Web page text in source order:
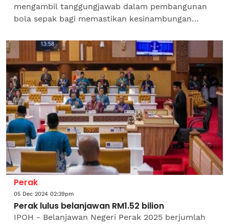
mengambil tanggungjawab dalam pembangunan
bola sepak bagi memastikan kesinambungan
masa depan. Malah, bekas Naib...
Perak
05 Dec 2024 02:39pm
Perak lulus belanjawan RM1.52 bilion
IPOH - Belanjawan Negeri Perak 2025 berjumlah